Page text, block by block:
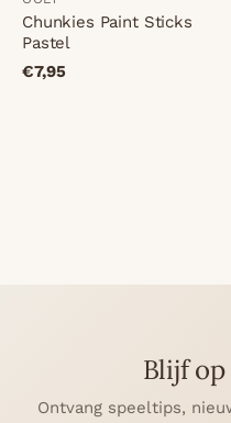
Chunkies Paint Sticks
Pastel
€7,95
Blijf
Ontvang speeltips,